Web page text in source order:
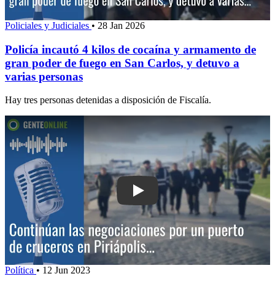
Policiales y Judiciales • 28 Jan 2026
Policía incautó 4 kilos de cocaína y armamento de
gran poder de fuego en San Carlos, y detuvo a
varias personas
Hay tres personas detenidas a disposición de Fiscalía.
Play: Continúan las negociaciones
Política • 12 Jun 2023